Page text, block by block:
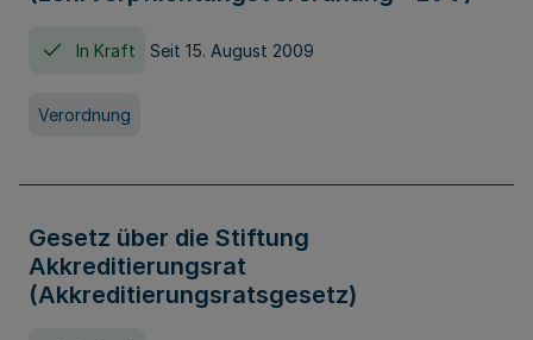
In Kraft Seit 15. August 2009
Verordnung
Gesetz über die Stiftung
Akkreditierungsrat
(Akkreditierungsratsgesetz)